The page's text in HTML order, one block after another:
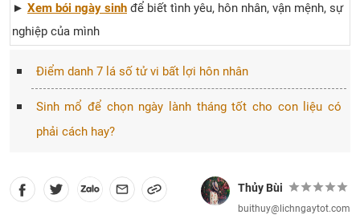
► Xem bói ngày sinh để biết tình yêu, hôn nhân, vận mệnh, sự
nghiệp của mình
Điểm danh 7 lá số tử vi bất lợi hôn nhân
Sinh mổ để chọn ngày lành tháng tốt cho con liệu có
phải cách hay?
Thủy Bùi
buithuy@lichngaytot.com